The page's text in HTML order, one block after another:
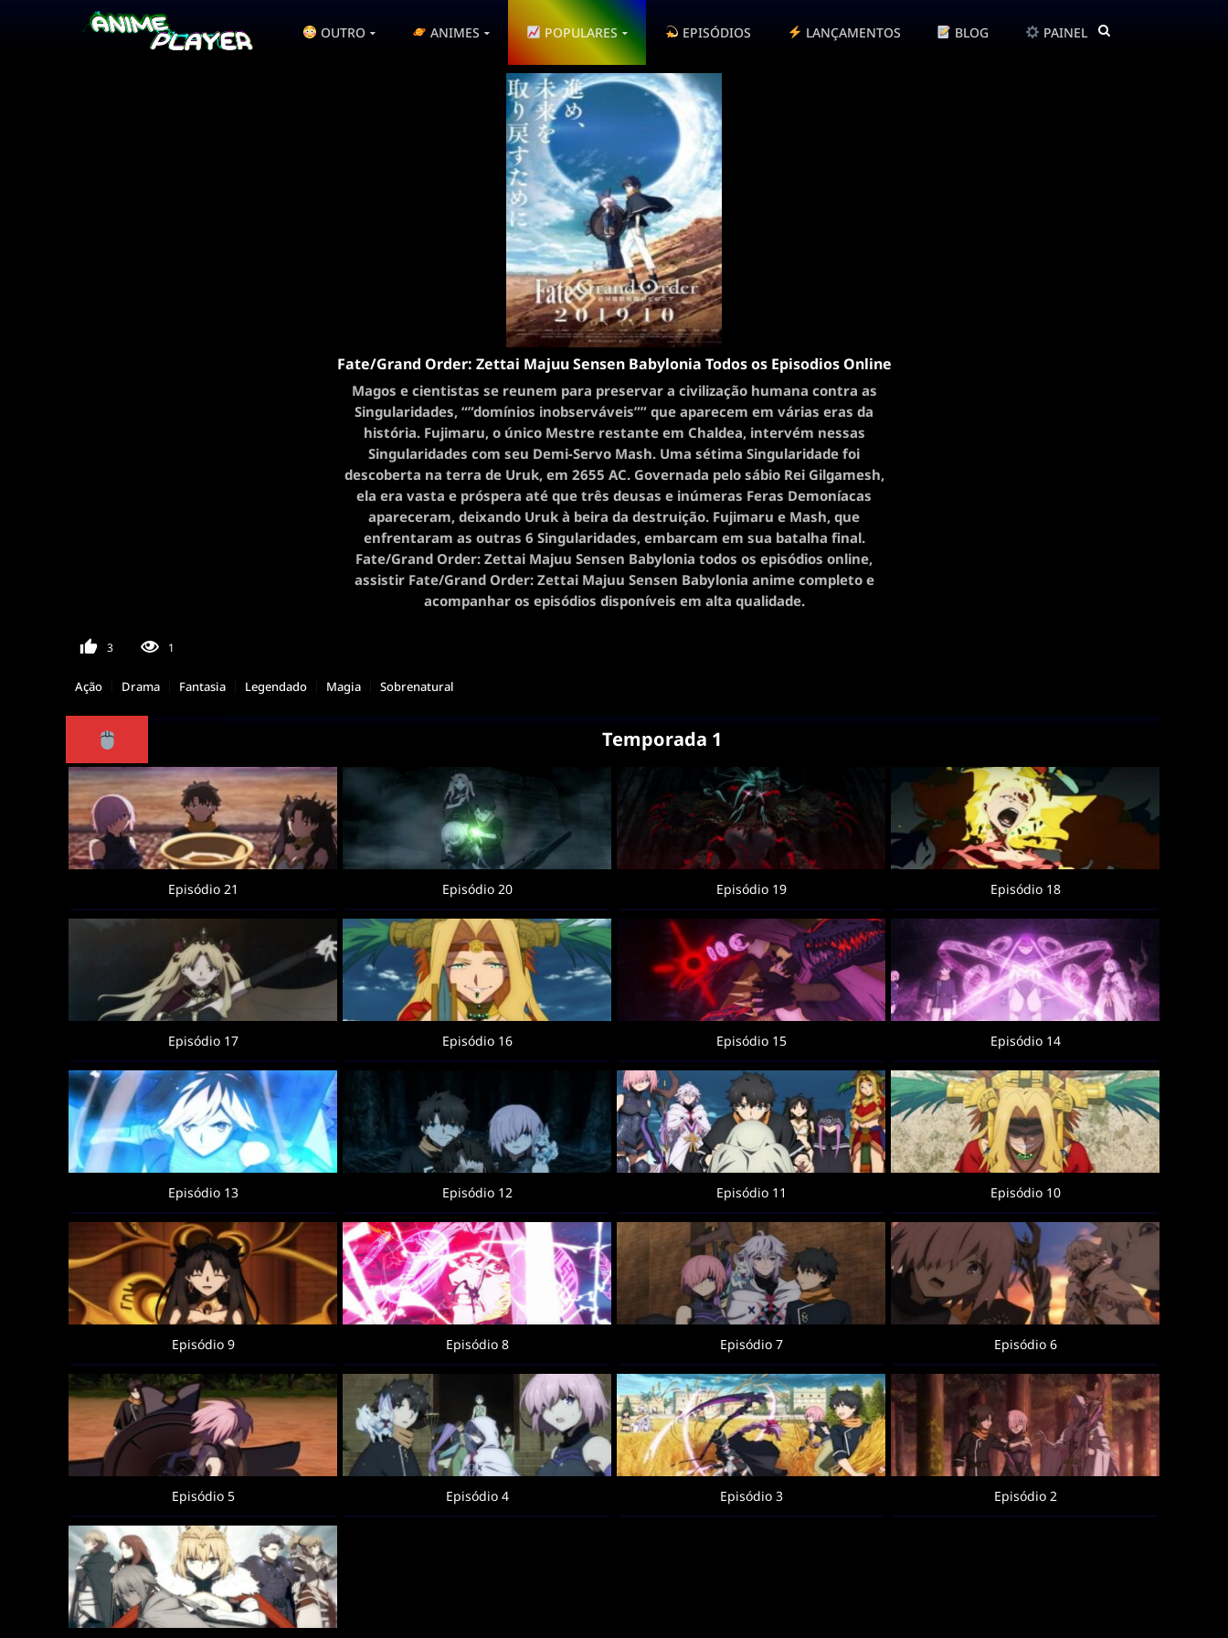
OUTRO ANIMES POPULARES EPISÓDIOS LANÇAMENTOS BLOG PAINEL
Fate/Grand Order: Zettai Majuu Sensen Babylonia Todos os Episodios Online
Magos e cientistas se reunem para preservar a civilização humana contra as
Singularidades, “”domínios inobserváveis”” que aparecem em várias eras da
história. Fujimaru, o único Mestre restante em Chaldea, intervém nessas
Singularidades com seu Demi-Servo Mash. Uma sétima Singularidade foi
descoberta na terra de Uruk, em 2655 AC. Governada pelo sábio Rei Gilgamesh,
ela era vasta e próspera até que três deusas e inúmeras Feras Demoníacas
apareceram, deixando Uruk à beira da destruição. Fujimaru e Mash, que
enfrentaram as outras 6 Singularidades, embarcam em sua batalha final.
Fate/Grand Order: Zettai Majuu Sensen Babylonia todos os episódios online,
assistir Fate/Grand Order: Zettai Majuu Sensen Babylonia anime completo e
acompanhar os episódios disponíveis em alta qualidade.
3 1
Ação Drama Fantasia Legendado Magia Sobrenatural
Temporada 1
Episódio 21 Episódio 20 Episódio 19 Episódio 18
Episódio 17 Episódio 16 Episódio 15 Episódio 14
Episódio 13 Episódio 12 Episódio 11 Episódio 10
Episódio 9 Episódio 8 Episódio 7 Episódio 6
Episódio 5 Episódio 4 Episódio 3 Episódio 2